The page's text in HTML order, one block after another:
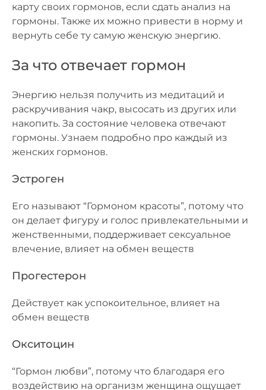
карту своих гормонов, если сдать анализ на
гормоны. Также их можно привести в норму и
вернуть себе ту самую женскую энергию.
За что отвечает гормон
Энергию нельзя получить из медитаций и
раскручивания чакр, высосать из других или
накопить. За состояние человека отвечают
гормоны. Узнаем подробно про каждый из
женских гормонов.
Эстроген
Его называют “Гормоном красоты”, потому что
он делает фигуру и голос привлекательными и
женственными, поддерживает сексуальное
влечение, влияет на обмен веществ
Прогестерон
Действует как успокоительное, влияет на
обмен веществ
Окситоцин
“Гормон любви”, потому что благодаря его
воздействию на организм женщина ощущает